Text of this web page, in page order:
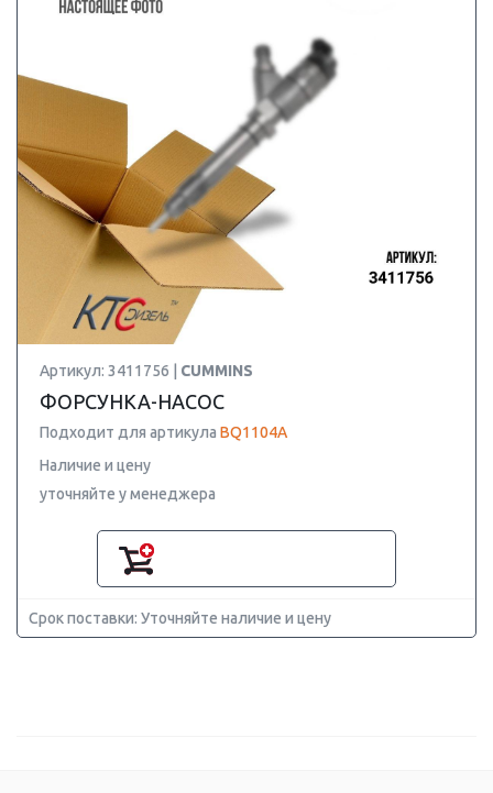
Артикул: 3411756 | CUMMINS
ФОРСУНКА-НАСОС
Подходит для артикула BQ1104A
Наличие и цену
уточняйте у менеджера
Срок поставки: Уточняйте наличие и цену